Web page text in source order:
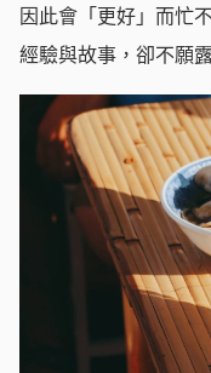
因此會「更好」而忙
經驗與故事，卻不願